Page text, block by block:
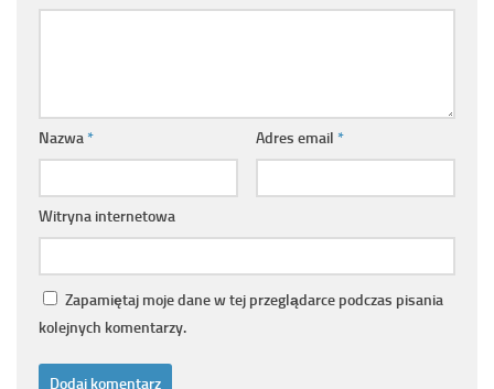
Nazwa* Adres email *
Witryna internetowa
Zapamiętaj moje dane w tej przeglądarce podczas pisania
kolejnych komentarzy.